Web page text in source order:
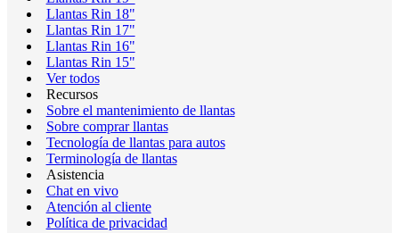
Llantas Rin 18"
Llantas Rin 17"
Llantas Rin 16"
Llantas Rin 15"
Ver todos
Recursos
Sobre el mantenimiento de llantas
Sobre comprar llantas
Tecnología de llantas para autos
Terminología de llantas
Asistencia
Chat en vivo
Atención al cliente
Política de privacidad